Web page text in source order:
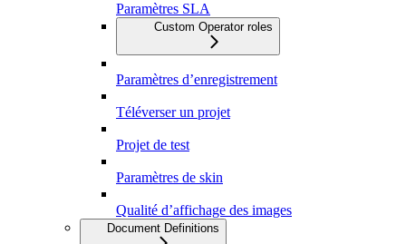
Paramètres SLA
Custom Operator roles
Paramètres d’enregistrement
Téléverser un projet
Projet de test
Paramètres de skin
Qualité d’affichage des images
Document Definitions